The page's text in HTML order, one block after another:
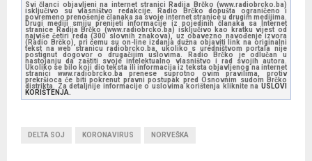
Svi članci objavljeni na internet stranici Radija Brčko (www.radiobrcko.ba)
isključivo su vlasništvo redakcije. Radio Brčko dopušta ograničeno i
povremeno prenošenje članaka sa svoje internet stranice u drugim medijima.
Drugi mediji smiju prenijeti informacije iz pojedinih članaka sa Internet
stranice Radija Brčko (www.radiobrcko.ba) isključivo kao kratku vijest od
najviše četiri reda (300 slovnih znakova), uz obavezno navođenje izvora
(Radio Brčko), pri čemu su on-line izdanja dužna objaviti link na originalni
tekst na web stranicu radiobrcko.ba, ukoliko s uredništvom portala nije
postignut dogovor o drugačijim uslovima. Radio Brčko je odlučan u
nastojanju da zaštiti svoje intelektualno vlasništvo i rad svojih autora.
Ukoliko se bilo koji dio teksta ili informacija iz teksta objavljenog na internet
stranici www.radiobrcko.ba prenese suprotno ovim pravilima, protiv
prekršioca će biti pokrenut pravni postupak pred Osnovnim sudom Brčko
distrikta. Za detaljnije informacije o uslovima korištenja kliknite na USLOVI
KORIŠTENJA.
DELTA SOJ KORONAVIRUS NORVEŠKA